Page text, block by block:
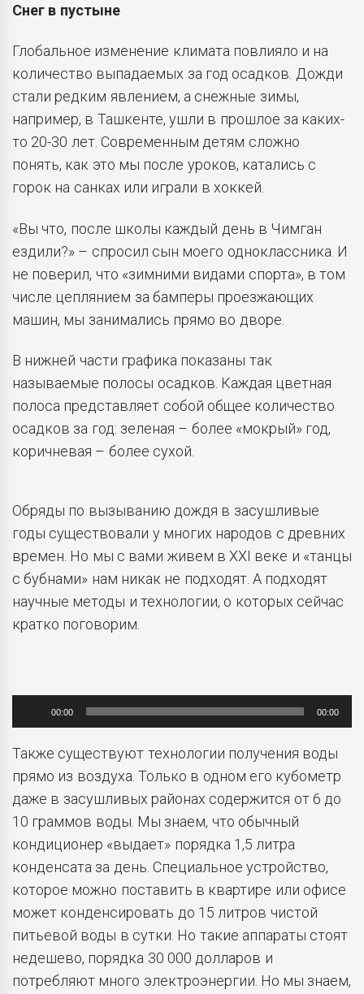
Снег в пустыне
Глобальное изменение климата повлияло и на
количество выпадаемых за год осадков. Дожди
стали редким явлением, а снежные зимы,
например, в Ташкенте, ушли в прошлое за каких-
то 20-30 лет. Современным детям сложно
понять, как это мы после уроков, катались с
горок на санках или играли в хоккей.
«Вы что, после школы каждый день в Чимган
ездили?» – спросил сын моего одноклассника. И
не поверил, что «зимними видами спорта», в том
числе цеплянием за бамперы проезжающих
машин, мы занимались прямо во дворе.
В нижней части графика показаны так
называемые полосы осадков. Каждая цветная
полоса представляет собой общее количество
осадков за год: зеленая – более «мокрый» год,
коричневая – более сухой.
Обряды по вызыванию дождя в засушливые
годы существовали у многих народов с древних
времен. Но мы с вами живем в XXI веке и «танцы
с бубнами» нам никак не подходят. А подходят
научные методы и технологии, о которых сейчас
кратко поговорим.
Аудиоплеер
00:00 00:00
Также существуют технологии получения воды
прямо из воздуха. Только в одном его кубометр
даже в засушливых районах содержится от 6 до
10 граммов воды. Мы знаем, что обычный
кондиционер «выдает» порядка 1,5 литра
конденсата за день. Специальное устройство,
которое можно поставить в квартире или офисе
может конденсировать до 15 литров чистой
питьевой воды в сутки. Но такие аппараты стоят
недешево, порядка 30 000 долларов и
потребляют много электроэнергии. Но мы знаем,